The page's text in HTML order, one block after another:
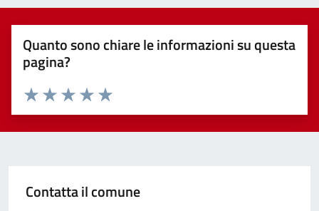
Quanto sono chiare le informazioni su questa
pagina?
Valuta 5 stelle su 5
Valuta 4 stelle su 5
Valuta 3 stelle su 5
Valuta 2 stelle su 5
Valuta 1 stelle su 5
Contatta il comune